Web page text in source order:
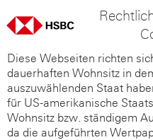
Diese Webseiten richten
dauerhaften Wohnsitz in
auszuwählenden Staat
für US-amerikanische
Wohnsitz bzw. ständigem
da die aufgeführten